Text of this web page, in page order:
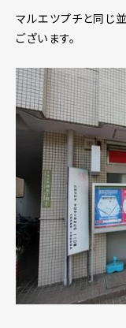
マルエツプチと同じ
ございます。